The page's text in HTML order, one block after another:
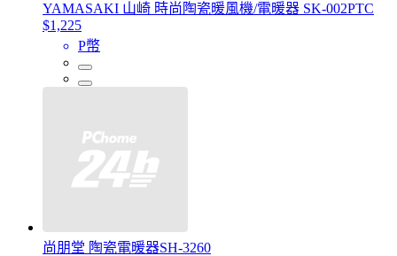
YAMASAKI 山崎 時尚陶瓷暖風機/電暖器 SK-002PTC
$1,225
P幣
尚朋堂 陶瓷電暖器SH-3260